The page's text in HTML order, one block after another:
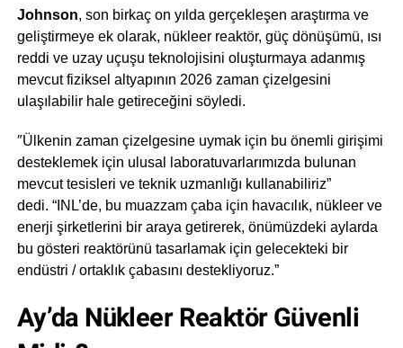
Johnson, son birkaç on yılda gerçekleşen araştırma ve
geliştirmeye ek olarak, nükleer reaktör, güç dönüşümü, ısı
reddi ve uzay uçuşu teknolojisini oluşturmaya adanmış
mevcut fiziksel altyapının 2026 zaman çizelgesini
ulaşılabilir hale getireceğini söyledi.
″Ülkenin zaman çizelgesine uymak için bu önemli girişimi
desteklemek için ulusal laboratuvarlarımızda bulunan
mevcut tesisleri ve teknik uzmanlığı kullanabiliriz”
dedi. “INL’de, bu muazzam çaba için havacılık, nükleer ve
enerji şirketlerini bir araya getirerek, önümüzdeki aylarda
bu gösteri reaktörünü tasarlamak için gelecekteki bir
endüstri / ortaklık çabasını destekliyoruz.”
Ay’da Nükleer Reaktör Güvenli